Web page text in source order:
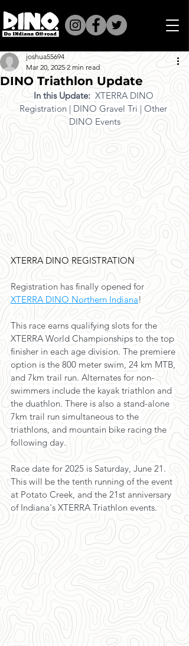
DINO Triathlon Update
joshua55694
Mar 20, 2025 2 min read
In this Update: XTERRA DINO
Registration | DINO Gravel Tri | Other
DINO Events
XTERRA DINO REGISTRATION
Registration has finally opened for
XTERRA DINO Northern Indiana!
This race earns qualifying slots for the
XTERRA World Championships to the top
finisher in each age division. The premiere
option is the 800 meter swim, 24 km MTB,
and 7km trail run. Alternates for non-
swimmers include the kayak triathlon and
the duathlon. There is also a stand-alone
7km trail run simultaneous to the
triathlons, and mountain bike racing the
following day.
Race date for 2025 is Saturday, June 21.
This will be the tenth running of the event
at Potato Creek, and the 21st anniversary
of Indiana's XTERRA Triathlon events.